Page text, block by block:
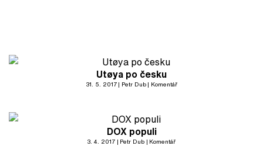
Utøya po česku
31. 5. 2017 Petr Dub Komentář
DOX populi
3. 4. 2017 Petr Dub Komentář